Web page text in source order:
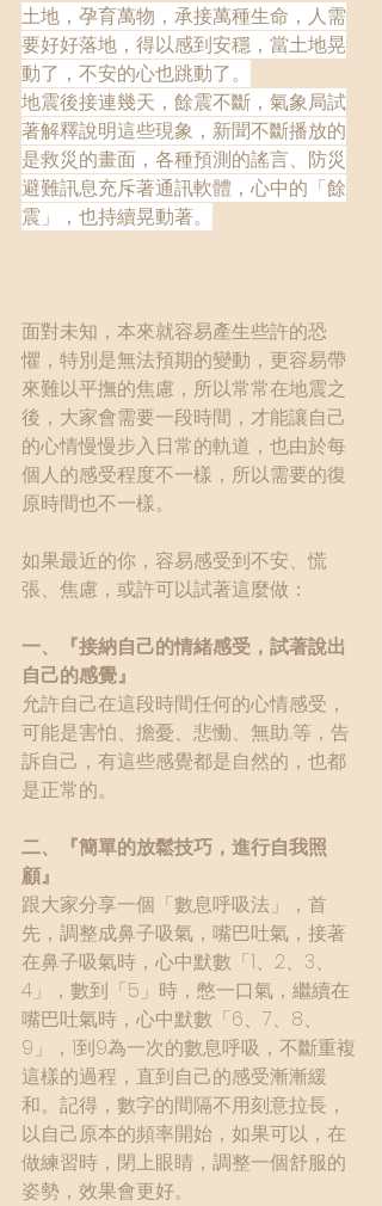
土地，孕育萬物，承接萬種生命，人需
要好好落地，得以感到安穩，當土地晃
動了，不安的心也跳動了。
地震後接連幾天，餘震不斷，氣象局試
著解釋說明這些現象，新聞不斷播放的
是救災的畫面，各種預測的謠言、防災
避難訊息充斥著通訊軟體，心中的「餘
震」，也持續晃動著。
面對未知，本來就容易產生些許的恐
懼，特別是無法預期的變動，更容易帶
來難以平撫的焦慮，所以常常在地震之
後，大家會需要一段時間，才能讓自己
的心情慢慢步入日常的軌道，也由於每
個人的感受程度不一樣，所以需要的復
原時間也不一樣。
如果最近的你，容易感受到不安、慌
張、焦慮，或許可以試著這麼做：
一、『接納自己的情緒感受，試著說出
自己的感覺』
允許自己在這段時間任何的心情感受，
可能是害怕、擔憂、悲慟、無助...等，告
訴自己，有這些感覺都是自然的，也都
是正常的。
二、『簡單的放鬆技巧，進行自我照
顧』
跟大家分享一個「數息呼吸法」，首
先，調整成鼻子吸氣，嘴巴吐氣，接著
在鼻子吸氣時，心中默數「1、2、3、
4」，數到「5」時，憋一口氣，繼續在
嘴巴吐氣時，心中默數「6、7、8、
9」，1到9為一次的數息呼吸，不斷重複
這樣的過程，直到自己的感受漸漸緩
和。記得，數字的間隔不用刻意拉長，
以自己原本的頻率開始，如果可以，在
做練習時，閉上眼睛，調整一個舒服的
姿勢，效果會更好。